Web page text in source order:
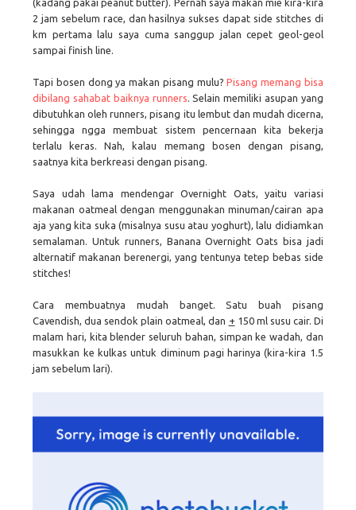
(kadang pakai peanut butter). Pernah saya makan mie kira-kira
2 jam sebelum race, dan hasilnya sukses dapat side stitches di
km pertama lalu saya cuma sanggup jalan cepet geol-geol
sampai finish line.
Tapi bosen dong ya makan pisang mulu?Pisang memang bisa
dibilang sahabat baiknya runners. Selain memiliki asupan yang
dibutuhkan oleh runners, pisang itu lembut dan mudah dicerna,
sehingga ngga membuat sistem pencernaan kita bekerja
terlalu keras. Nah, kalau memang bosen dengan pisang,
saatnya kita berkreasi dengan pisang.
Saya udah lama mendengar Overnight Oats, yaitu variasi
makanan oatmeal dengan menggunakan minuman/cairan apa
aja yang kita suka (misalnya susu atau yoghurt), lalu didiamkan
semalaman. Untuk runners, Banana Overnight Oats bisa jadi
alternatif makanan berenergi, yang tentunya tetep bebas side
stitches!
Cara membuatnya mudah banget. Satu buah pisang
Cavendish, dua sendok plain oatmeal, dan + 150 ml susu cair. Di
malam hari, kita blender seluruh bahan, simpan ke wadah, dan
masukkan ke kulkas untuk diminum pagi harinya (kira-kira 1.5
jam sebelum lari).